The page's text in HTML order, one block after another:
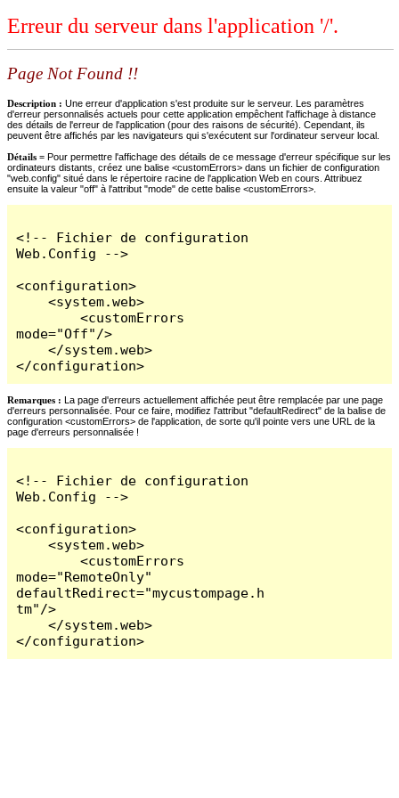
Erreur du serveur dans l'application '/'.
Page Not Found !!
Description : Une erreur d'application s'est produite sur le serveur. Les paramètres
d'erreur personnalisés actuels pour cette application empêchent l'affichage à distance
des détails de l'erreur de l'application (pour des raisons de sécurité). Cependant, ils
peuvent être affichés par les navigateurs qui s'exécutent sur l'ordinateur serveur local.
Détails = Pour permettre l'affichage des détails de ce message d'erreur spécifique sur les
ordinateurs distants, créez une balise <customErrors> dans un fichier de configuration
"web.config" situé dans le répertoire racine de l'application Web en cours. Attribuez
ensuite la valeur "off" à l'attribut "mode" de cette balise <customErrors>.
<!-- Fichier de configuration
Web.Config -->
<configuration>
    <system.web>
        <customErrors
mode="Off"/>
    </system.web>
</configuration>
Remarques : La page d'erreurs actuellement affichée peut être remplacée par une page
d'erreurs personnalisée. Pour ce faire, modifiez l'attribut "defaultRedirect" de la balise de
configuration <customErrors> de l'application, de sorte qu'il pointe vers une URL de la
page d'erreurs personnalisée !
<!-- Fichier de configuration
Web.Config -->
<configuration>
    <system.web>
        <customErrors
mode="RemoteOnly"
defaultRedirect="mycustompage.h
tm"/>
    </system.web>
</configuration>